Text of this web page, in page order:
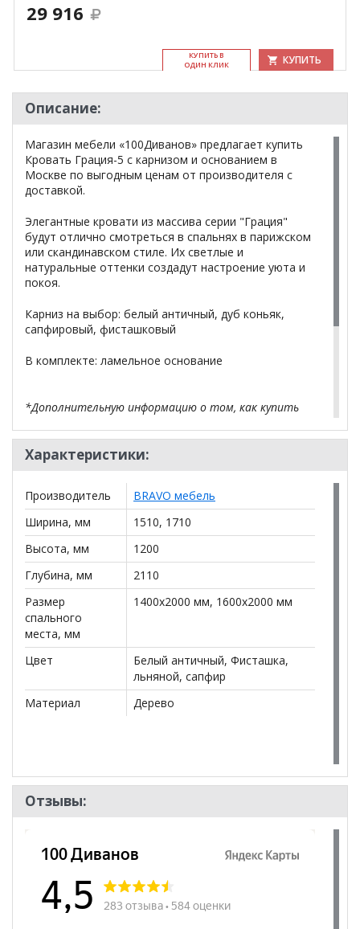
29 916
КУ­ПИТЬ В
ОДИН КЛИК
КУПИТЬ
Описание:
Магазин мебели «100Диванов» предлагает купить
Кровать Грация-5 с карнизом и основанием в
Москве по выгодным ценам от производителя с
доставкой.
Элегантные кровати из массива серии "Грация"
будут отлично смотреться в спальнях в парижском
или скандинавском стиле. Их светлые и
натуральные оттенки создадут настроение уюта и
покоя.
Карниз на выбор: белый античный, дуб коньяк,
сапфировый, фисташковый
В комплекте: ламельное основание
*Дополнительную информацию о том, как купить
уточняйте у нашего менеджера по телефону
+79292022735.
**Цены на официальном сайте
действительны только для интернет-магазина
могут отличаться от цен в розничных магазинах-
салонах сети!
Характеристики:
Производитель
BRAVO мебель
Ширина, мм
1510, 1710
Высота, мм
1200
Глубина, мм
2110
Размер
спального
места, мм
1400x2000 мм, 1600x2000 мм
Цвет
Белый античный, Фисташка,
льняной, сапфир
Материал
Дерево
Отзывы: